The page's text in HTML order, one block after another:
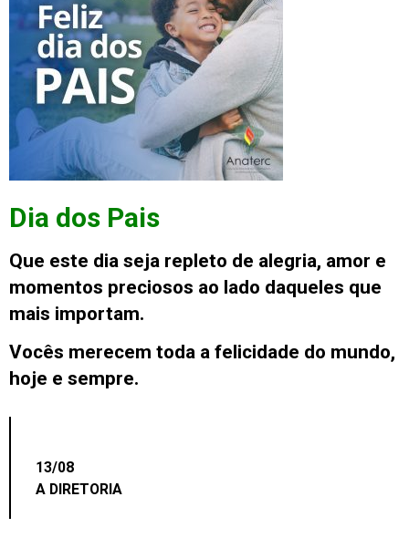
Dia dos Pais
Que este dia seja repleto de alegria, amor e
momentos preciosos ao lado daqueles que
mais importam.
Vocês merecem toda a felicidade do mundo,
hoje e sempre.
13/08
A DIRETORIA